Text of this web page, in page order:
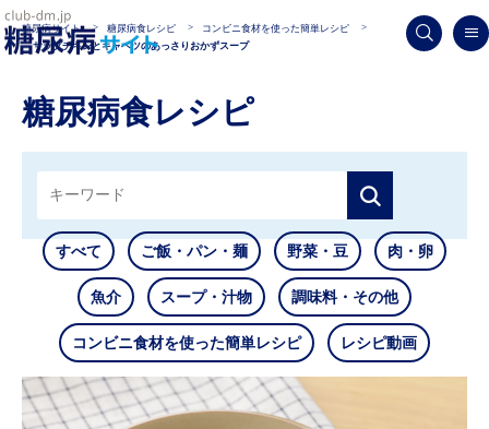
糖尿病サイト 糖尿病食レシピ
コンビニ食材を使った簡単レシピ
サラダチキンとキャベツのあっさりおかずスープ
糖尿病食レシピ
すべて ご飯・パン・麺 野菜・豆 肉・卵
魚介 スープ・汁物 調味料・その他
コンビニ食材を使った簡単レシピ レシピ動画